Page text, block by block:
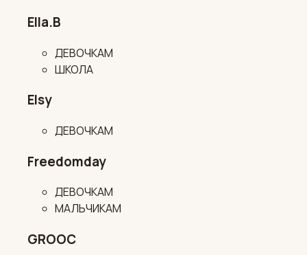
Ella.B
ДЕВОЧКАМ
ШКОЛА
Elsy
ДЕВОЧКАМ
Freedomday
ДЕВОЧКАМ
МАЛЬЧИКАМ
GROOC